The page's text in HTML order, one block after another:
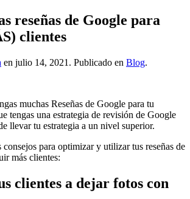
reseñas de Google para
clientes
en julio 14, 2021 . Publicado en Blog.
muchas Reseñas de Google para tu
tengas una estrategia de revisión de Google
llevar tu estrategia a un nivel superior.
para optimizar y utilizar tus reseñas de
más clientes:
clientes a dejar fotos con